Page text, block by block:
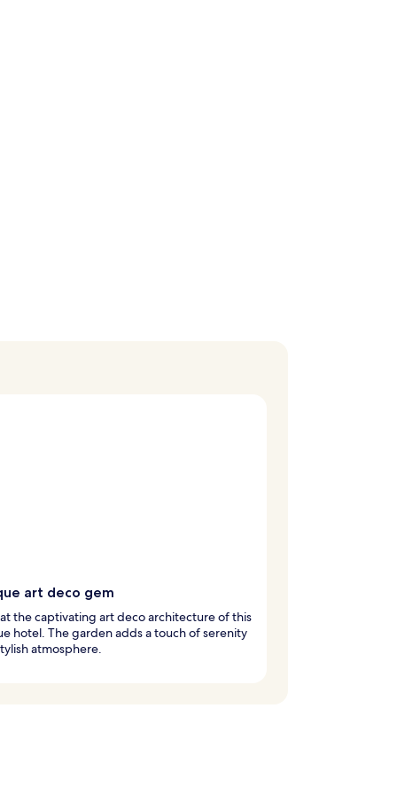
art deco gem
the captivating art deco architecture of this
hotel. The garden adds a touch of serenity
atmosphere.